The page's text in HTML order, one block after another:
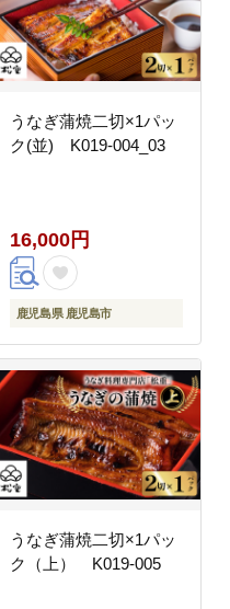
うなぎ蒲焼二切×1パッ
ク(並) K019-004_03
16,000円
鹿児島県 鹿児島市
うなぎ蒲焼二切×1パッ
ク（上） K019-005